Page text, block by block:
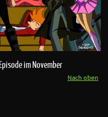
im November
Nach oben